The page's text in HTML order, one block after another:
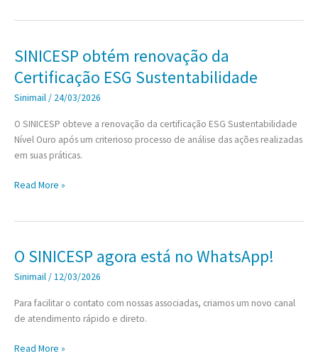
pesada
paulista
apresenta
no
primeiro
bimestre
2026
SINICESP obtém renovação da
Certificação ESG Sustentabilidade
Sinimail/ 24/03/2026
O SINICESP obteve a renovação da certificação ESG Sustentabilidade
Nível Ouro após um criterioso processo de análise das ações realizadas
em suas práticas.
SINICESP
ESG
Sustentabilidade
Read More »
O SINICESP agora está no WhatsApp!
Sinimail/12/03/2026
Para facilitar o contato com nossas associadas, criamos um novo canal
de atendimento rápido e direto.
O
Read More »